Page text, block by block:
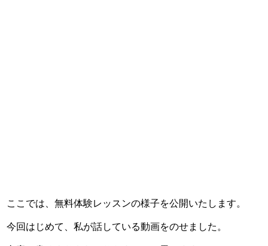
ここでは、無料体験レッスンの様子を公開いたします。
今回はじめて、私が話している動画をのせました。